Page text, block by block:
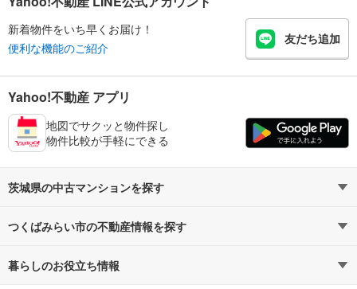
新着物件をいち早くお届け！
便利な機能のご紹介
友だち追加
Yahoo!不動産 アプリ
地図でサクッと物件探し
物件比較が手軽にできる
茨城県の中古マンションを探す
路線・駅から探す
通勤・通学時間から探す
つくばみらい市の不動産情報を探す
不動産・住宅
暮らしのお役立ち情報